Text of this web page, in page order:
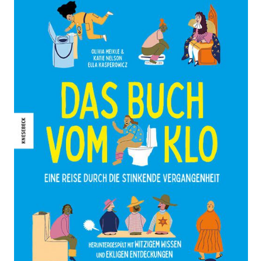
Das Buch vom Klo – Eine Reise
durch die stinkende Vergangenheit
Zur Wunschliste hinzufügen
Heruntergespült mit witzigem Wissen und ekligen
Entdeckungen
VonOlivia Meikle ,Katie Nelson
27.02.2025
Buch 48 Seiten
Hardcover
ISBN: 978-3-95728919-
3